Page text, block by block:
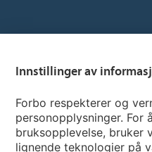
Hjemmeside per land
Velg land
My Forbo
Innstillinger av
Forbo respekterer og
personopplysninger. For
bruksopplevelse, bruker
lignende teknologier på